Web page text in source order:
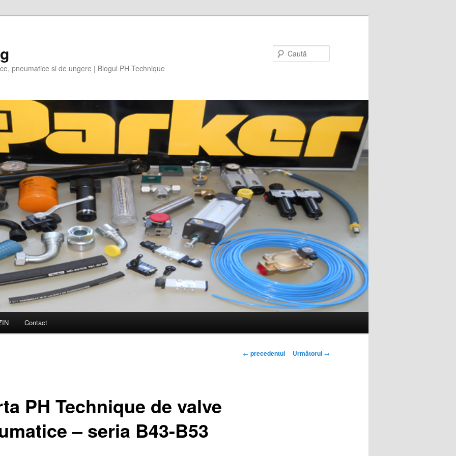
pneumatice si de ungere | Blogul PH Technique
Contact
Navigare articole
← precedentul Următorul →
PH Technique de valve
– seria B43-B53